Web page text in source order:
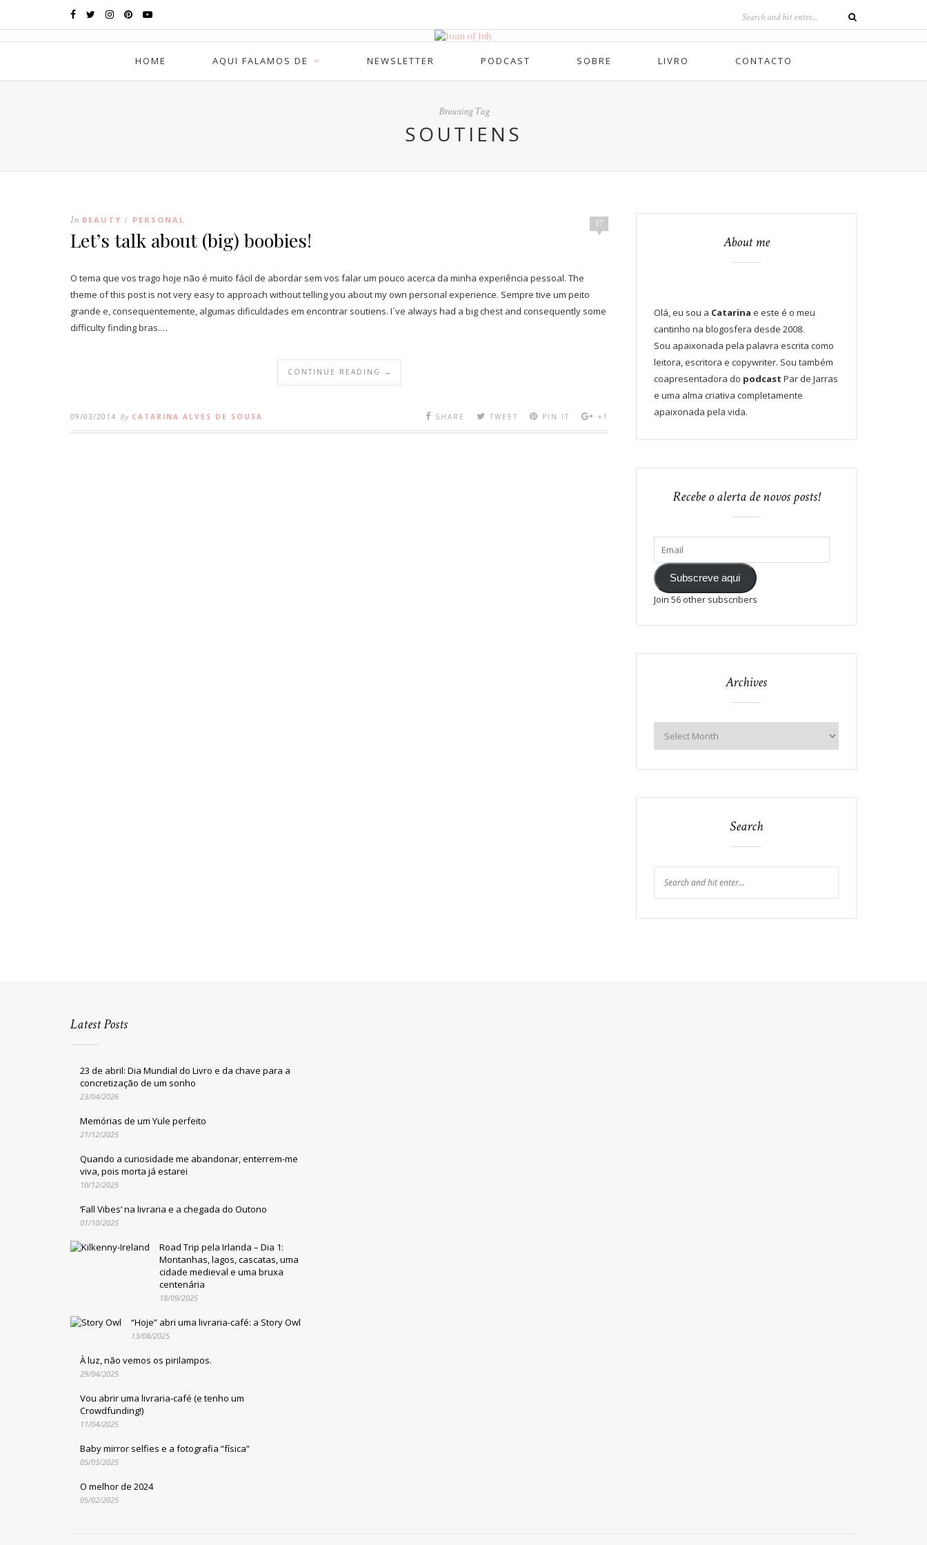
HOME AQUI FALAMOS DE NEWSLETTER PODCAST SOBRE LIVRO CONTACTO
Browsing Tag
SOUTIENS
17
In BEAUTY / PERSONAL
Let’s talk about (big) boobies!
O tema que vos trago hoje não é muito fácil de abordar sem vos falar um pouco acerca da minha experiência pessoal. The
theme of this post is not very easy to approach without telling you about my own personal experience. Sempre tive um peito
grande e, consequentemente, algumas dificuldades em encontrar soutiens. I´ve always had a big chest and consequently some
difficulty finding bras.…
CONTINUE READING →
09/03/2014 By CATARINA ALVES DE SOUSA SHARE TWEET PIN IT +1
About me
Olá, eu sou a Catarina e este é o meu
cantinho na blogosfera desde 2008.
Sou apaixonada pela palavra escrita como
leitora, escritora e copywriter. Sou também
coapresentadora do podcast Par de Jarras
e uma alma criativa completamente
apaixonada pela vida.
Recebe o alerta de novos posts!
Subscreve aqui
Join 56 other subscribers
Archives
Search
Latest Posts
23 de abril: Dia Mundial do Livro e da chave para a
concretização de um sonho
23/04/2026
Memórias de um Yule perfeito
21/12/2025
Quando a curiosidade me abandonar, enterrem-me
viva, pois morta já estarei
10/12/2025
‘Fall Vibes’ na livraria e a chegada do Outono
01/10/2025
Road Trip pela Irlanda – Dia 1:
Montanhas, lagos, cascatas, uma
cidade medieval e uma bruxa
centenária
18/09/2025
“Hoje” abri uma livraria-café: a Story Owl
13/08/2025
À luz, não vemos os pirilampos.
29/04/2025
Vou abrir uma livraria-café (e tenho um
Crowdfunding!)
11/04/2025
Baby mirror selfies e a fotografia “física”
05/03/2025
O melhor de 2024
05/02/2025